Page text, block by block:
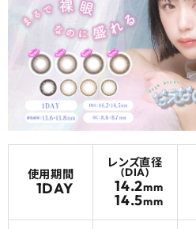
お支払い方法について
お買い物ガイド
お問い合わせ
よくあるご質問
ブログページ
使用期間
1DAY
レンズ直径
(DIA)
14.2mm
14.5mm